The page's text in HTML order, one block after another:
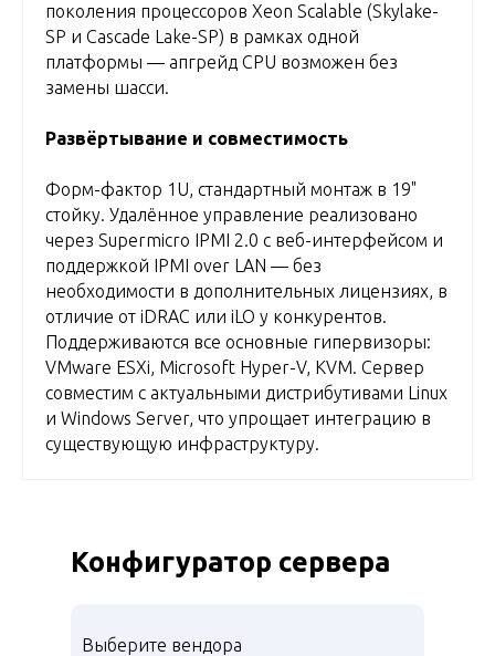
поколения процессоров Xeon Scalable (Skylake-
SP и Cascade Lake-SP) в рамках одной
платформы — апгрейд CPU возможен без
замены шасси.
Развёртывание и совместимость
Форм-фактор 1U, стандартный монтаж в 19"
стойку. Удалённое управление реализовано
через Supermicro IPMI 2.0 с веб-интерфейсом и
поддержкой IPMI over LAN — без
необходимости в дополнительных лицензиях, в
отличие от iDRAC или iLO у конкурентов.
Поддерживаются все основные гипервизоры:
VMware ESXi, Microsoft Hyper-V, KVM. Сервер
совместим с актуальными дистрибутивами Linux
и Windows Server, что упрощает интеграцию в
существующую инфраструктуру.
Выберите вендора
Конфигуратор сервера